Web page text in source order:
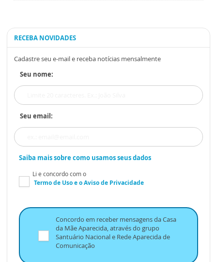
RECEBA NOVIDADES
Cadastre seu e-mail e receba notícias mensalmente
Seu nome:
Seu email:
Saiba mais sobre como usamos seus dados
Li e concordo com o
Termo de Usoe oAviso de Privacidade
Concordo em receber mensagens da Casa
da Mãe Aparecida, através do grupo
Santuário Nacional e Rede Aparecida de
Comunicação